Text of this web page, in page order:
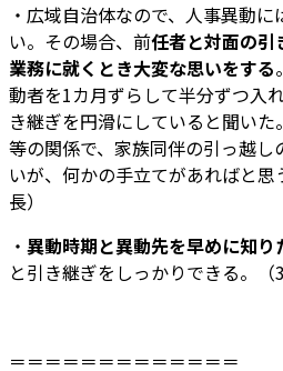
・広域自治体なので、人事異動
い。その場合、前任者と対面の引
業務に就くとき大変な思いをする
動者を1カ月ずらして半分ずつ入
き継ぎを円滑にしていると聞い
等の関係で、家族同伴の引っ越
いが、何かの手立てがあればと
長）
・ 異動時期と異動先を早めに知り
と引き継ぎをしっかりできる。（
＝＝＝＝＝＝＝＝＝＝＝＝＝